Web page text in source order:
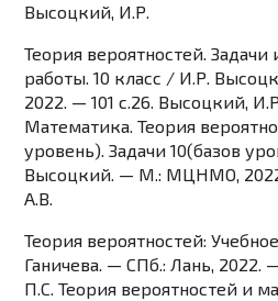
Высоцкий, И.Р.
Теория вероятностей.
работы. 10 класс / И.Р.
2022. — 101 c.26. Высоцкий,
Математика. Теория
уровень). Задачи 10(базов
Высоцкий. — М.: МЦНМО, 2022.
А.В.
Теория вероятностей:
Ганичева. — СПб.: Лань, 2022.
П.С. Теория вероятностей и